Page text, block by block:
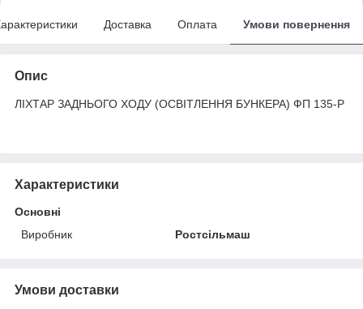
Доставка Оплата Умови повернення
Опис
ЛІХТАР ЗАДНЬОГО ХОДУ (ОСВІТЛЕННЯ БУНКЕРА) ФП 135-Р
Характеристики
Основні
Виробник
Ростсільмаш
Умови доставки